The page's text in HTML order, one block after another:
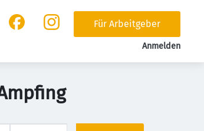
Für Arbeitgeber
Anmelden